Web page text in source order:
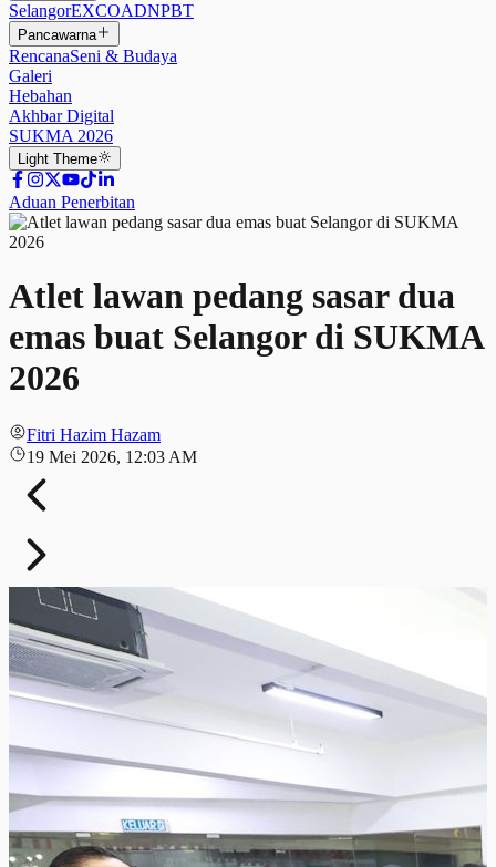
SelangorEXCOADNPBT
Pancawarna
RencanaSeni & Budaya
Galeri
Hebahan
Akhbar Digital
SUKMA 2026
Light Theme
Aduan Penerbitan
Atlet lawan pedang sasar dua
emas buat Selangor di SUKMA
2026
Fitri Hazim Hazam
19 Mei 2026, 12:03 AM